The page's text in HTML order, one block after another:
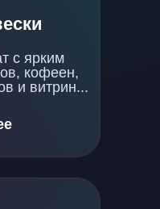
с ярким
кофеен,
и витрин...